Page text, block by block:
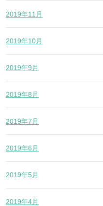
2019年11月
2019年10月
2019年9月
2019年8月
2019年7月
2019年6月
2019年5月
2019年4月